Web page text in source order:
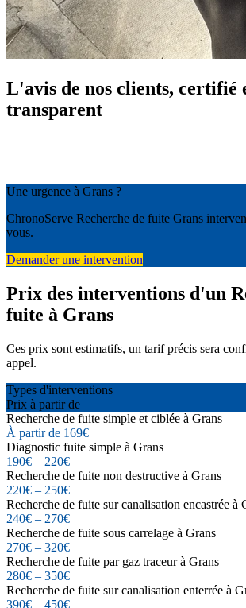
L'avis de nos clients, certifié
transparent
Une urgence à Grans ?
ChronoServe Recherche de fuite Grans
vous.
Demander une intervention
Prix des interventions d'un
fuite à Grans
Ces prix sont estimatifs, un tarif précis sera
appel.
Types d'interventions
Prix à partir de
Recherche de fuite simple et ciblée à Grans
À partir de 169€
Diagnostic fuite simple à Grans
190€ – 220€
Recherche de fuite non destructive à Grans
220€ – 250€
Recherche de fuite sur canalisation encastrée à
240€ – 270€
Recherche de fuite sous carrelage à Grans
270€ – 320€
Recherche de fuite par gaz traceur à Grans
280€ – 350€
Recherche de fuite sur canalisation enterrée à
390€ – 450€